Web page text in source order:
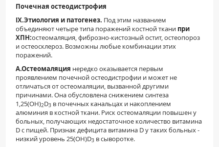
Почечная остеодистрофия
IX.Этиология и патогенез. Под этим названием
объединяют четыре типа поражений костной ткани при
ХПН:остеомаляция, фиброзно-кистозный остит, остеопороз
и остеосклероз. Возможны любые комбинации этих
поражений.
А.Остеомаляция нередко оказывается первым
проявлением почечной остеодистрофии и может не
отличаться от остеомаляции, вызванной другими
причинами. Она обусловлена снижением синтеза
1,25(OH)2D3 в почечных канальцах и накоплением
алюминия в костной ткани. Риск остеомаляции повышен у
больных, получающих недостаточное количество витамина
D с пищей. Признак дефицита витамина D у таких больных -
низкий уровень 25(OH)D3 в сыворотке.